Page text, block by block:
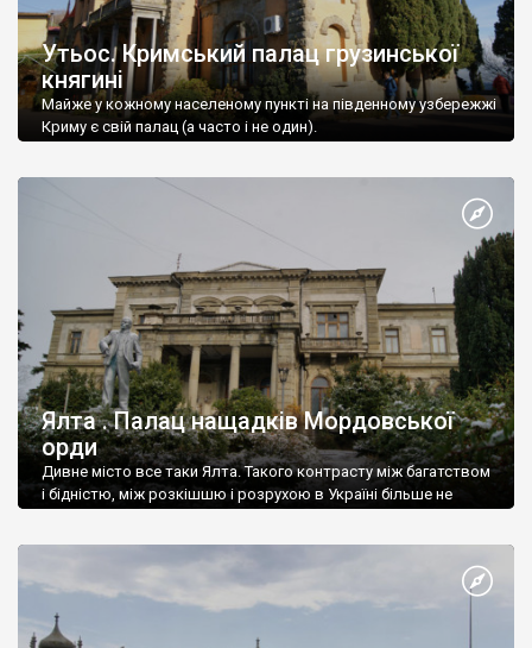
Утьос. Кримський палац грузинської
княгині
Майже у кожному населеному пункті на південному узбережжі
Криму є свій палац (а часто і не один).
Ялта . Палац нащадків Мордовської
орди
Дивне місто все таки Ялта. Такого контрасту між багатством
і бідністю, між розкішшю і розрухою в Україні більше не